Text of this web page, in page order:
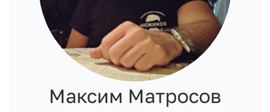
Максим Матросов